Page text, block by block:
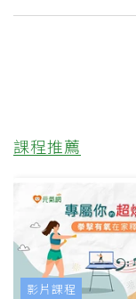
課程推薦
影片課程